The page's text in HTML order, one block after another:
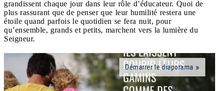
grandissent chaque jour dans leur rôle d’éducateur. Quoi de
plus rassurant que de penser que leur humilité restera une
étoile quand parfois le quotidien se fera nuit, pour
qu’ensemble, grands et petits, marchent vers la lumière du
Seigneur.
Démarrer le diaporama